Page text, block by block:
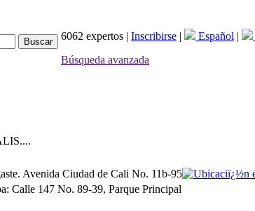
6062 expertos | Inscribirse | Español |
Búsqueda avanzada
Avenida Ciudad de Cali No. 11b-95
Calle 147 No. 89-39, Parque Principal